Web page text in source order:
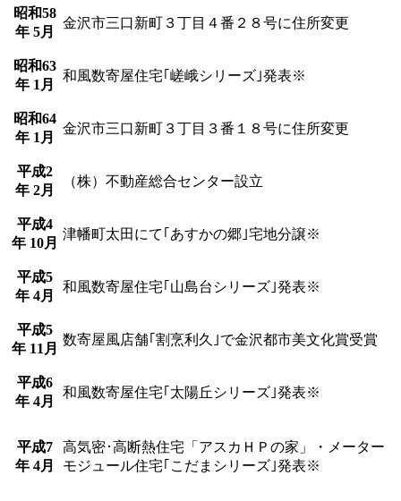
昭和58
年 5月
金沢市三口新町３丁目４番２８号に住所変更
昭和63
年 1月
和風数寄屋住宅｢嵯峨シリーズ｣発表※
昭和64
年 1月
金沢市三口新町３丁目３番１８号に住所変更
平成2
年 2月
（株）不動産総合センター設立
平成4
年 10月
津幡町太田にて｢あすかの郷｣宅地分譲※
平成5
年 4月
和風数寄屋住宅｢山島台シリーズ｣発表※
平成5
年 11月
数寄屋風店舗｢割烹利久｣で金沢都市美文化賞受賞
平成6
年 4月
和風数寄屋住宅｢太陽丘シリーズ｣発表※
平成7
年 4月
高気密･高断熱住宅「アスカＨＰの家」・メーター
モジュール住宅｢こだまシリーズ｣発表※